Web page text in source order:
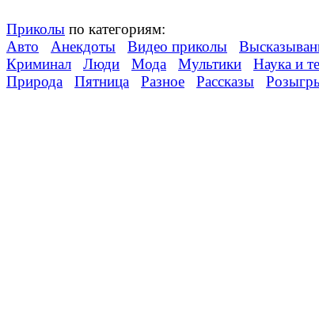
Приколы по категориям:
Авто
Анекдоты Видео приколы
Криминал
Люди Мода Мультики Наука и
Природа
Пятница Разное Рассказы